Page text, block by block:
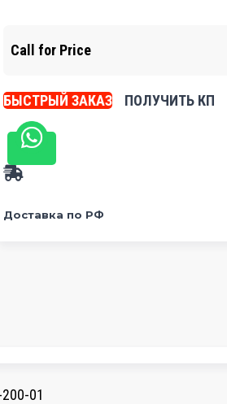
Call for Price
БЫСТРЫЙ ЗАКАЗ ПОЛУЧИТЬ КП
Доставка по РФ
01